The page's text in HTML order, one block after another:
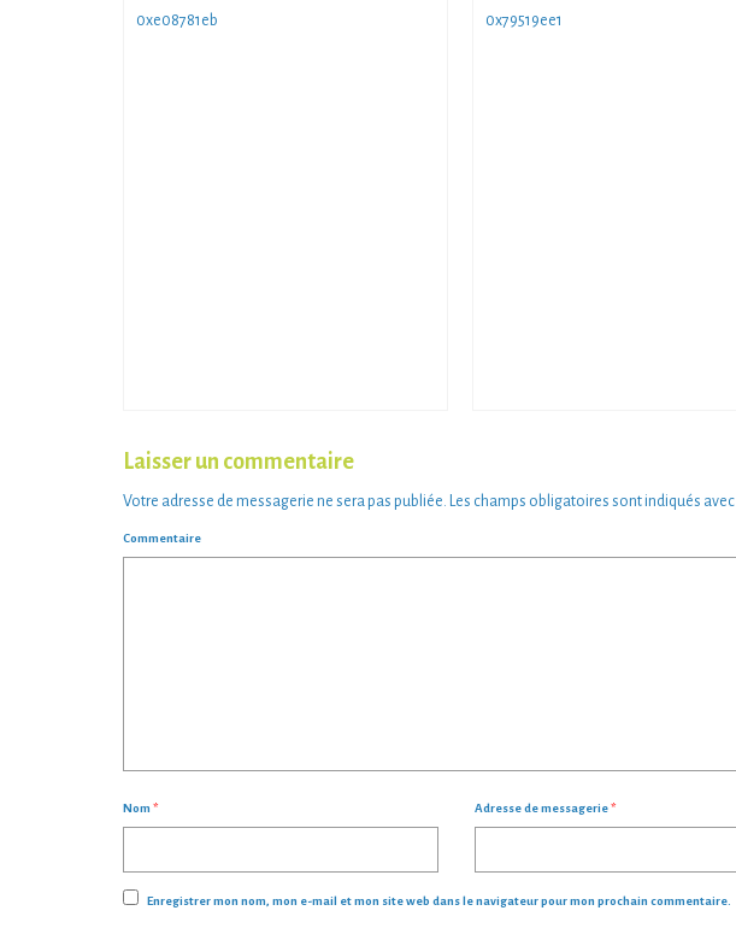
0xe08781eb 0x79519ee1
Laisser un commentaire
Votre adresse de messagerie ne sera pas publiée. Les champs obligatoires sont indiqués avec
Commentaire
Nom * Adresse de messagerie*
Enregistrer mon nom, mon e-mail et mon site web dans le navigateur pour mon prochain commentaire.